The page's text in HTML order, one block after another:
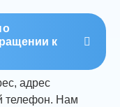
к
адрес
телефон. Нам